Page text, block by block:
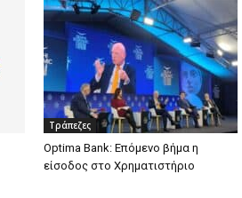
Τράπεζες
Optima Bank: Επόμενο βήμα η
είσοδος στο Χρηματιστήριο